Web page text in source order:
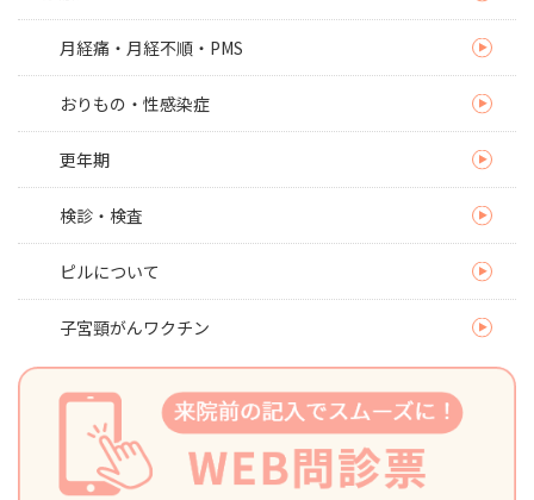
月経痛・月経不順・PMS
おりもの・性感染症
更年期
検診・検査
ピルについて
子宮頸がんワクチン